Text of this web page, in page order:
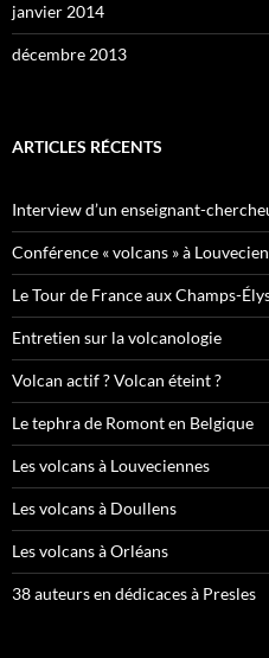
janvier 2014
décembre 2013
ARTICLES RÉCENTS
Interview d’un enseignant-
Conférence « volcans » à
Le Tour de France aux Champs-
Entretien sur la volcanologie
Volcan actif ? Volcan éteint ?
Le tephra de Romont en Belgique
Les volcans à Louveciennes
Les volcans à Doullens
Les volcans à Orléans
38 auteurs en dédicaces à Presles